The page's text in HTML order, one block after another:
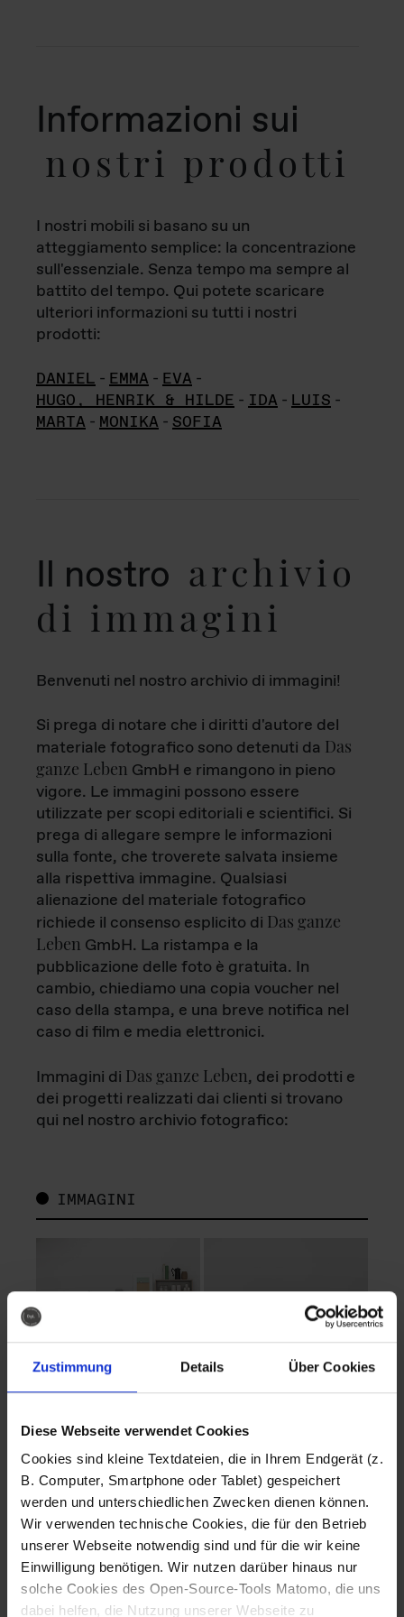
Zustimmung Details Über Cookies
Diese Webseite verwendet Cookies
Cookies sind kleine Textdateien, die in Ihrem Endgerät (z.
B. Computer, Smartphone oder Tablet) gespeichert
werden und unterschiedlichen Zwecken dienen können.
Wir verwenden technische Cookies, die für den Betrieb
unserer Webseite notwendig sind und für die wir keine
Einwilligung benötigen. Wir nutzen darüber hinaus nur
solche Cookies des Open-Source-Tools Matomo, die uns
dabei helfen, die Nutzung unserer Webseite zu
Informazioni sui
nostri prodotti
I nostri mobili si basano su un
atteggiamento semplice: la concentrazione
sull'essenziale. Senza tempo ma sempre al
battito del tempo. Qui potete scaricare
ulteriori informazioni su tutti i nostri
prodotti:
DANIEL - EMMA - EVA -
HUGO, HENRIK & HILDE - IDA - LUIS -
MARTA - MONIKA - SOFIA
Il nostro archivio
di immagini
Benvenuti nel nostro archivio di immagini!
Si prega di notare che i diritti d'autore del
materiale fotografico sono detenuti da Das
ganze Leben GmbH e rimangono in pieno
vigore. Le immagini possono essere
utilizzate per scopi editoriali e scientifici. Si
prega di allegare sempre le informazioni
sulla fonte, che troverete salvata insieme
alla rispettiva immagine. Qualsiasi
alienazione del materiale fotografico
richiede il consenso esplicito di Das ganze
Leben GmbH. La ristampa e la
pubblicazione delle foto è gratuita. In
cambio, chiediamo una copia voucher nel
caso della stampa, e una breve notifica nel
caso di film e media elettronici.
Immagini di Das ganze Leben, dei prodotti e
dei progetti realizzati dai clienti si trovano
qui nel nostro archivio fotografico:
IMMAGINI
Fotografo: Lorenz
Sternbach
Download
Fotografo: Lorenz
Sternbach
Download